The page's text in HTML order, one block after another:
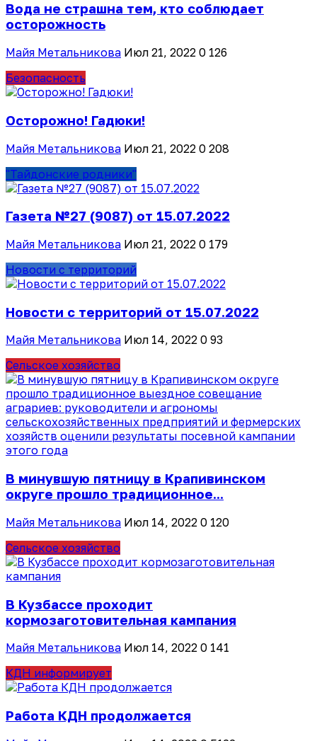
Вода не страшна тем, кто соблюдает
осторожность
Майя Метальникова Июл 21, 2022 0 126
Безопасность
Осторожно! Гадюки!
Майя Метальникова Июл 21, 2022 0 208
"Тайдонские родники"
Газета №27 (9087) от 15.07.2022
Майя Метальникова Июл 21, 2022 0 179
Новости с территорий
Новости с территорий от 15.07.2022
Майя Метальникова Июл 14, 2022 0 93
Сельское хозяйство
В минувшую пятницу в Крапивинском
округе прошло традиционное...
Майя Метальникова Июл 14, 2022 0 120
Сельское хозяйство
В Кузбассе проходит
кормозаготовительная кампания
Майя Метальникова Июл 14, 2022 0 141
КДН информирует
Работа КДН продолжается